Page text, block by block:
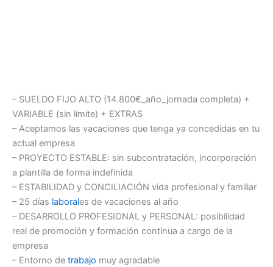
– SUELDO FIJO ALTO (14.800€_año_jornada completa) +
VARIABLE (sin límite) + EXTRAS
– Aceptamos las vacaciones que tenga ya concedidas en tu
actual empresa
– PROYECTO ESTABLE: sin subcontratación, incorporación
a plantilla de forma indefinida
– ESTABILIDAD y CONCILIACIÓN vida profesional y familiar
– 25 días laborales de vacaciones al año
– DESARROLLO PROFESIONAL y PERSONAL: posibilidad
real de promoción y formación continua a cargo de la
empresa
– Entorno de trabajo muy agradable